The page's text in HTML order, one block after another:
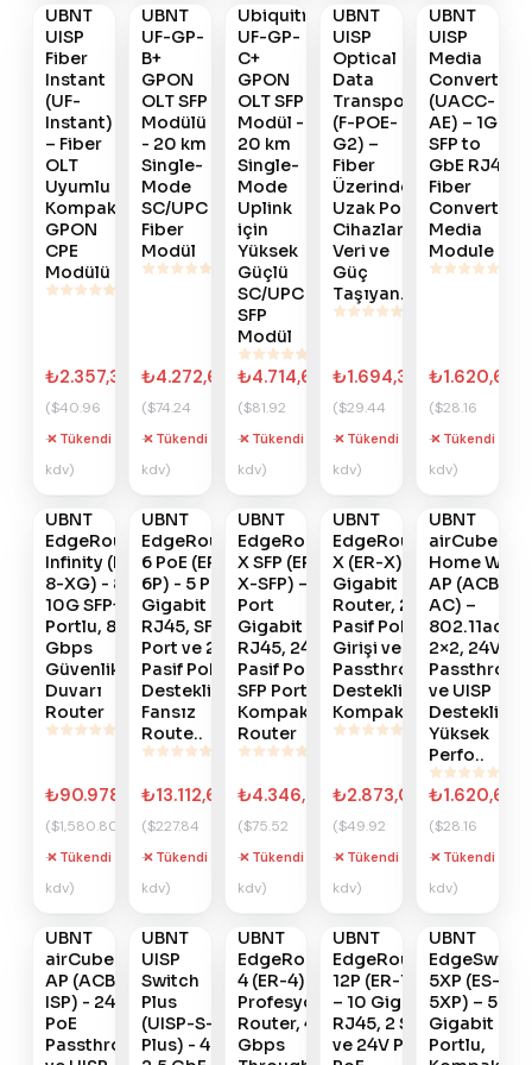
#905
Ver
UBNT
UISP
Fiber
Instant
(UF-
Instant)
– Fiber
OLT
Uyumlu
Kompakt
GPON
CPE
Modülü
₺2.357,33
($40.96
+
kdv)
Tükendi
#904
Ver
UBNT
UF-GP-
B+
GPON
OLT SFP
Modülü
- 20 km
Single-
Mode
SC/UPC
Fiber
Modül
₺4.272,66
($74.24
+
kdv)
Tükendi
#903
Ver
Ubiquiti
UF-GP-
C+
GPON
OLT SFP
Modül -
20 km
Single-
Mode
Uplink
için
Yüksek
Güçlü
SC/UPC
SFP
Modül
₺4.714,66
($81.92
+
kdv)
Tükendi
#902
Ver
UBNT
UISP
Optical
Data
Transport
(F-POE-
G2) –
Fiber
Üzerinden
Uzak PoE
Cihazlara
Veri ve
Güç
Taşıyan..
₺1.694,33
($29.44
+
kdv)
Tükendi
#901
Ver
UBNT
UISP
Media
Converter
(UACC-
AE) – 1G
SFP to
GbE RJ45
Fiber
Converter
Media
Module
₺1.620,66
($28.16
+
kdv)
Tükendi
#900
Gelince
Haber
Ver
UBNT
EdgeRouter
Infinity (ER-
8-XG) - 8x
10G SFP+
Portlu, 80
Gbps
Güvenlik
Duvarı
Router
₺90.978,20
($1,580.80
+
kdv)
Tükendi
#899
Gelince
Haber
Ver
UBNT
EdgeRouter
6 PoE (ER-
6P) - 5 Port
Gigabit
RJ45, SFP
Port ve 24V
Pasif PoE
Destekli
Fansız
Route..
₺13.112,65
($227.84
+
kdv)
Tükendi
#898
Gelince
Haber
Ver
UBNT
EdgeRouter
X SFP (ER-
X-SFP) – 5
Port
Gigabit
RJ45, 24V
Pasif PoE ve
SFP Portlu
Kompakt
Router
₺4.346,33
($75.52
+
kdv)
Tükendi
#897
Gelince
Haber
Ver
UBNT
EdgeRouter
X (ER-X) –
Gigabit
Router, 24V
Pasif PoE
Girişi ve PoE
Passthrough
Destekli
Kompakt ..
₺2.873,00
($49.92
+
kdv)
Tükendi
#896
Gelince
Haber
Ver
UBNT
airCube
Home WiFi
AP (ACB-
AC) –
802.11ac
2×2, 24V
ve UISP
Destekli
Yüksek
Perfo..
₺1.620,66
($28.16
+
kdv)
Tükendi
#895
Gelince
Haber
Ver
UBNT
airCube ISP
AP (ACB-
ISP) - 24V
PoE
Passthrough
#894
Gelince
Haber
Ver
UBNT
UISP
Switch
Plus
(UISP-S-
Plus) - 4×
#893
Gelince
Haber
Ver
UBNT
EdgeRouter
4 (ER-4) -
Profesyonel
Router, 4
Gbps
#891
Gelince
Haber
Ver
UBNT
EdgeRouter
12P (ER-12P)
– 10 Gigabit
RJ45, 2 SFP
ve 24V Pasif
#890
Gelince
Haber
Ver
UBNT
EdgeSwitch
5XP (ES-
5XP) – 5
Gigabit PoE
Portlu,